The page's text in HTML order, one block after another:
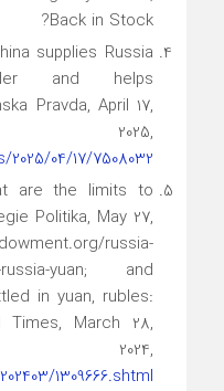
Back in Stock?
supplies Russia
and helps
Pravda, April 17,
2025,
04/17/7508032
are the limits to
Politika, May 27,
russia-
russia-yuan; and
in yuan, rubles:
Times, March 28,
2024,
1309666.shtml